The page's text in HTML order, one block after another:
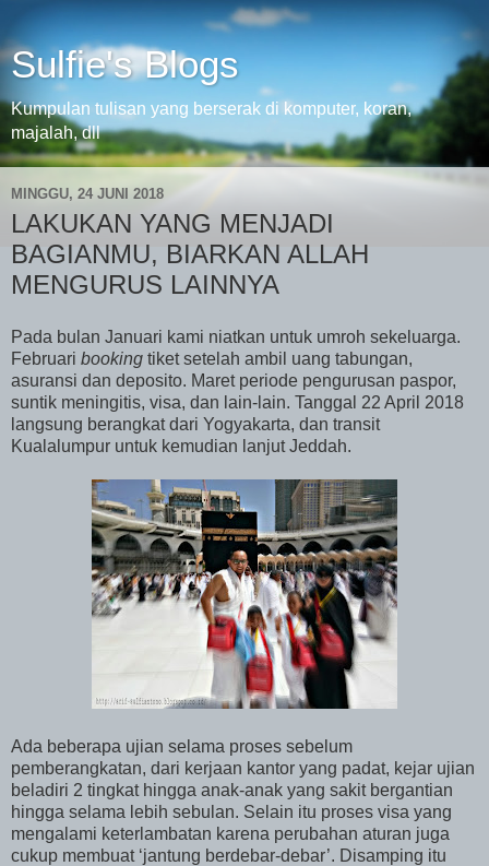
Sulfie's Blogs
Kumpulan tulisan yang berserak di komputer, koran,
majalah, dll
MINGGU, 24 JUNI 2018
LAKUKAN YANG MENJADI
BAGIANMU, BIARKAN ALLAH
MENGURUS LAINNYA
Pada bulan Januari kami niatkan untuk umroh sekeluarga.
Februari booking tiket setelah ambil uang tabungan,
asuransi dan deposito. Maret periode pengurusan paspor,
suntik meningitis, visa, dan lain-lain. Tanggal 22 April 2018
langsung berangkat dari Yogyakarta, dan transit
Kualalumpur untuk kemudian lanjut Jeddah.
Ada beberapa ujian selama proses sebelum
pemberangkatan, dari kerjaan kantor yang padat, kejar ujian
beladiri 2 tingkat hingga anak-anak yang sakit bergantian
hingga selama lebih sebulan. Selain itu proses visa yang
mengalami keterlambatan karena perubahan aturan juga
cukup membuat ‘jantung berdebar-debar’. Disamping itu